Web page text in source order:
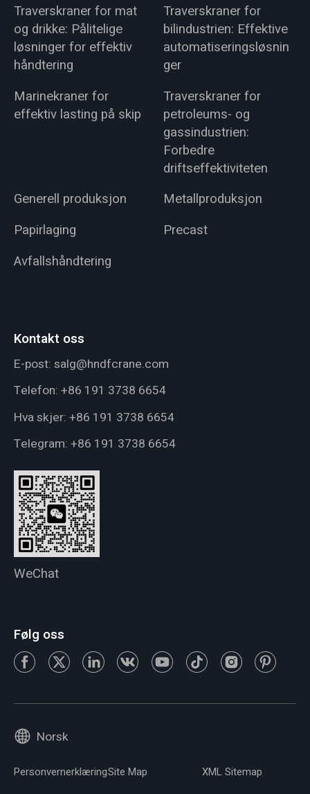
Traverskraner for mat
og drikke: Pålitelige
løsninger for effektiv
håndtering
Traverskraner for
bilindustrien: Effektive
automatiseringsløsnin
ger
Marinekraner for
effektiv lasting på skip
Traverskraner for
petroleums- og
gassindustrien:
Forbedre
driftseffektiviteten
Generell produksjon
Metallproduksjon
Papirlaging
Precast
Avfallshåndtering
Kontakt oss
E-post: salg@hndfcrane.com
Telefon: +86 191 3738 6654
Hva skjer: +86 191 3738 6654
Telegram: +86 191 3738 6654
WeChat
Følg oss
Norsk
PersonvernerklæringSite Map XML Sitemap